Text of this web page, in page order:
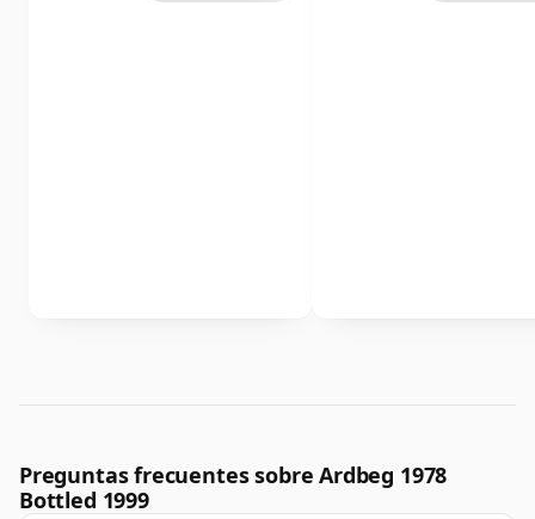
Preguntas frecuentes sobre Ardbeg 1978
Bottled 1999